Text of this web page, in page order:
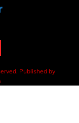
Published by